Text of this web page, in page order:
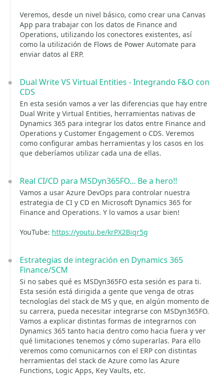
Veremos, desde un nivel básico, como crear una Canvas
App para trabajar con los datos de Finance and
Operations, utilizando los conectores existentes, así
como la utilización de Flows de Power Automate para
enviar datos al ERP.
Dual Write VS Virtual Entities - Integrando F&O con
CDS
En esta sesión vamos a ver las diferencias que hay entre
Dual Write y Virtual Entities, herramientas nativas de
Dynamics 365 para integrar los datos entre Finance and
Operations y Customer Engagement o CDS. Veremos
como configurar ambas herramientas y los casos en los
que deberíamos utilizar cada una de ellas.
Real CI/CD para MSDyn365FO... Be a hero!!
Vamos a usar Azure DevOps para controlar nuestra
estrategia de CI y CD en Microsoft Dynamics 365 for
Finance and Operations. Y lo vamos a usar bien!
YouTube: https://youtu.be/krPX2Biqr5g
Estrategias de integración en Dynamics 365
Finance/SCM
Si no sabes qué es MSDyn365FO esta sesión es para ti.
Esta sesión está dirigida a gente que venga de otras
tecnologías del stack de MS y que, en algún momento de
su carrera, pueda necesitar integrarse con MSDyn365FO.
Vamos a explicar distintas formas de integrarnos con
Dynamics 365 tanto hacia dentro como hacia fuera y ver
qué limitaciones tenemos y cómo superarlas. Para ello
veremos como comunicarnos con el ERP con distintas
herramientas del stack de Azure como las Azure
Functions, Logic Apps, Key Vaults, etc.